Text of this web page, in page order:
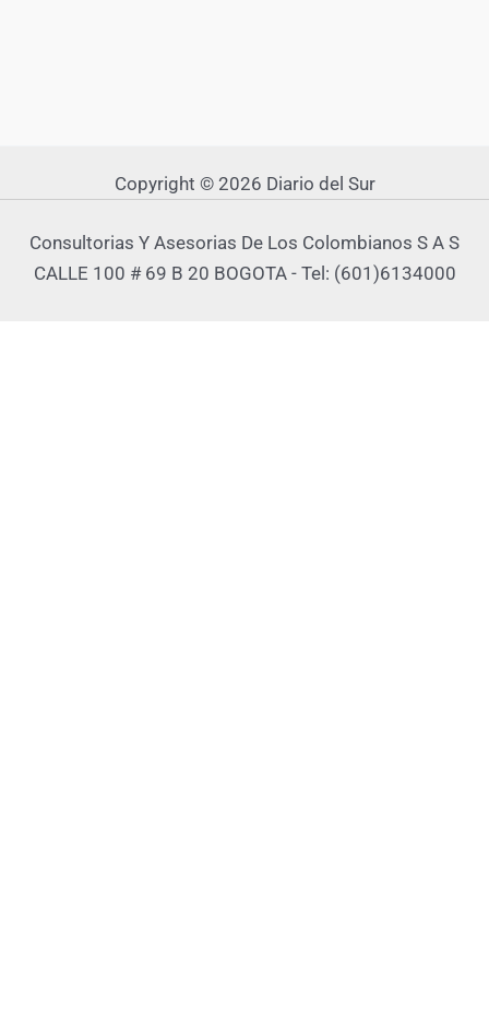
Copyright © 2026 Diario del Sur
Consultorias Y Asesorias De Los Colombianos S A S
CALLE 100 # 69 B 20 BOGOTA - Tel: (601)6134000